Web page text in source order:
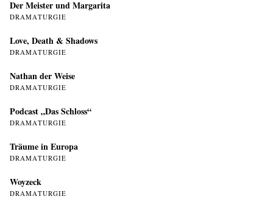
Der Meister und Margarita
DRAMATURGIE
Love, Death & Shadows
DRAMATURGIE
Nathan der Weise
DRAMATURGIE
Podcast „Das Schloss“
DRAMATURGIE
Träume in Europa
DRAMATURGIE
Woyzeck
DRAMATURGIE